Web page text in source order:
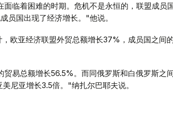
临着困难的时期。危机不是永恒的，联盟成员
员国出现了经济增长。"他说。
欧亚经济联盟外贸总额增长37%，成员国之间
易总额增长56.5%。而同俄罗斯和白俄罗斯之
尼亚增长3.5倍。"纳扎尔巴耶夫说。